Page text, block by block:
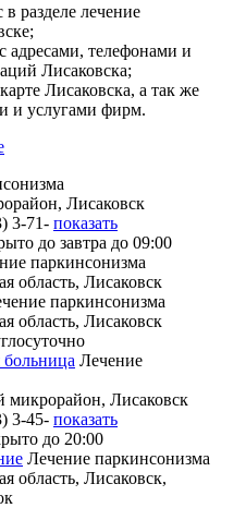
разделе лечение
адресами, телефонами и
Лисаковска;
Лисаковска, а так же
и услугами фирм.
Лисаковск
3-71- показать
до завтра до 09:00
паркинсонизма
область, Лисаковск
паркинсонизма
область, Лисаковск
больница Лечение
микрорайон, Лисаковск
3-45- показать
до 20:00
Лечение паркинсонизма
область, Лисаковск,